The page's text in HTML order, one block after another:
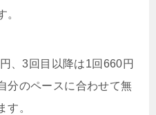
。
、3回目以降は1回660円
分のペースに合わせて無
す。